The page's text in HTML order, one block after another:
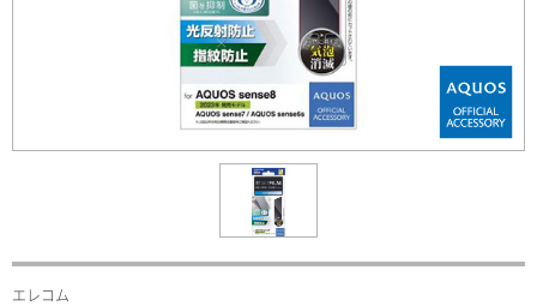
エレコム